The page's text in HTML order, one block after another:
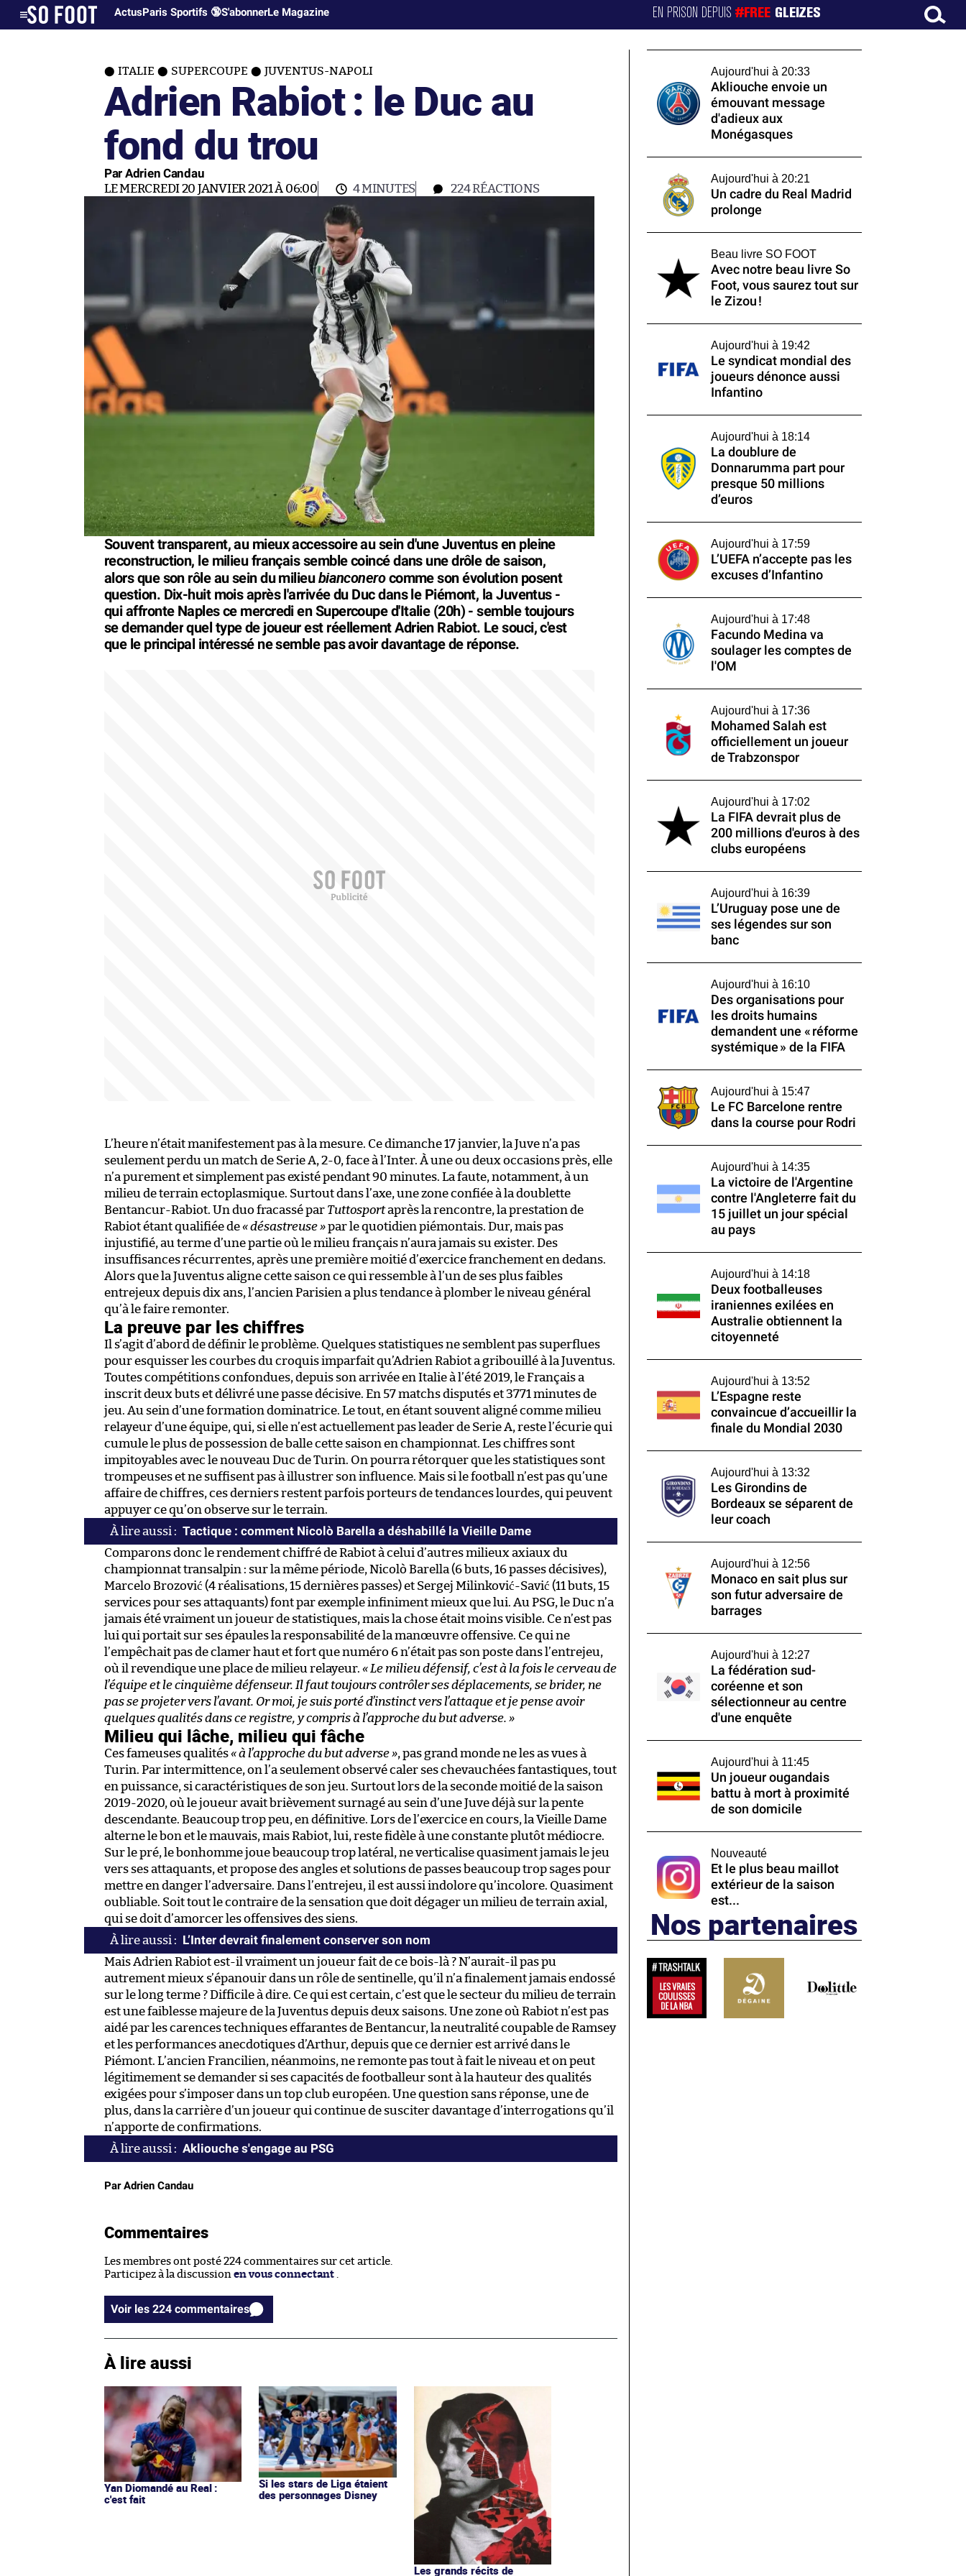
ActusParis Sportifs 🔞S'abonnerLe Magazine EN PRISON DEPUIS#FREE GLEIZES
ITALIE SUPERCOUPE JUVENTUS-NAPOLI
Adrien Rabiot : le Duc au
fond du trou
Par Adrien Candau
LE MERCREDI 20 JANVIER 2021 À 06:00 4 MINUTES 224RÉACTIONS
Souvent transparent, au mieux accessoire au sein d'une Juventus en pleine
reconstruction, le milieu français semble coincé dans une drôle de saison,
alors que son rôle au sein du milieubianconerocomme son évolution posent
question. Dix-huit mois après l'arrivée du Duc dans le Piémont, la Juventus -
qui affronte Naples ce mercredi en Supercoupe d'Italie (20h) - semble toujours
se demander quel type de joueur est réellement Adrien Rabiot. Le souci, c'est
que le principal intéressé ne semble pas avoir davantage de réponse.
L’heure n’était manifestement pas à la mesure. Ce dimanche 17 janvier, la Juve n’a pas
seulement perdu un match de Serie A, 2-0, face à l’Inter. À une ou deux occasions près, elle
n’a purement et simplement pas existé pendant 90 minutes. La faute, notamment, à un
milieu de terrain ectoplasmique. Surtout dans l’axe, une zone confiée à la doublette
Bentancur-Rabiot. Un duo fracassé par Tuttosportaprès la rencontre, la prestation de
Rabiot étant qualifiée de« désastreuse »par le quotidien piémontais. Dur, mais pas
injustifié, au terme d’une partie où le milieu français n’aura jamais su exister. Des
insuffisances récurrentes, après une première moitié d’exercice franchement en dedans.
Alors que la Juventus aligne cette saison ce qui ressemble à l’un de ses plus faibles
entrejeux depuis dix ans, l’ancien Parisien a plus tendance à plomber le niveau général
qu’à le faire remonter.
La preuve par les chiffres
Il s’agit d’abord de définir le problème. Quelques statistiques ne semblent pas superflues
pour esquisser les courbes du croquis imparfait qu’Adrien Rabiot a gribouillé à la Juventus.
Toutes compétitions confondues, depuis son arrivée en Italie à l’été 2019, le Français a
inscrit deux buts et délivré une passe décisive. En 57 matchs disputés et 3771 minutes de
jeu. Au sein d’une formation dominatrice. Le tout, en étant souvent aligné comme milieu
relayeur d’une équipe, qui, si elle n’est actuellement pas leader de Serie A, reste l’écurie qui
cumule le plus de possession de balle cette saison en championnat. Les chiffres sont
impitoyables avec le nouveau Duc de Turin. On pourra rétorquer que les statistiques sont
trompeuses et ne suffisent pas à illustrer son influence. Mais si le football n’est pas qu’une
affaire de chiffres, ces derniers restent parfois porteurs de tendances lourdes, qui peuvent
appuyer ce qu’on observe sur le terrain.
Tactique : comment Nicolò Barella a déshabillé la Vieille Dame
Comparons donc le rendement chiffré de Rabiot à celui d’autres milieux axiaux du
championnat transalpin : sur la même période, Nicolò Barella (6 buts, 16 passes décisives),
Marcelo Brozović (4 réalisations, 15 dernières passes) et Sergej Milinković-Savić (11 buts, 15
services pour ses attaquants) font par exemple infiniment mieux que lui. Au PSG, le Duc n’a
jamais été vraiment un joueur de statistiques, mais la chose était moins visible. Ce n’est pas
lui qui portait sur ses épaules la responsabilité de la manœuvre offensive. Ce qui ne
l’empêchait pas de clamer haut et fort que numéro 6 n’était pas son poste dans l’entrejeu,
où il revendique une place de milieu relayeur. « Le milieu défensif, c’est à la fois le cerveau de
l’équipe et le cinquième défenseur. Il faut toujours contrôler ses déplacements, se brider, ne
pas se projeter vers l’avant. Or moi, je suis porté d’instinct vers l’attaque et je pense avoir
quelques qualités dans ce registre, y compris à l’approche du but adverse. »
Milieu qui lâche, milieu qui fâche
Ces fameuses qualités« à l’approche du but adverse », pas grand monde ne les as vues à
Turin. Par intermittence, on l’a seulement observé caler ses chevauchées fantastiques, tout
en puissance, si caractéristiques de son jeu. Surtout lors de la seconde moitié de la saison
2019-2020, où le joueur avait brièvement surnagé au sein d’une Juve déjà sur la pente
descendante. Beaucoup trop peu, en définitive. Lors de l’exercice en cours, la Vieille Dame
alterne le bon et le mauvais, mais Rabiot, lui, reste fidèle à une constante plutôt médiocre.
Sur le pré, le bonhomme joue beaucoup trop latéral, ne verticalise quasiment jamais le jeu
vers ses attaquants, et propose des angles et solutions de passes beaucoup trop sages pour
mettre en danger l’adversaire. Dans l’entrejeu, il est aussi indolore qu’incolore. Quasiment
oubliable. Soit tout le contraire de la sensation que doit dégager un milieu de terrain axial,
qui se doit d’amorcer les offensives des siens.
L’Inter devrait finalement conserver son nom
Mais Adrien Rabiot est-il vraiment un joueur fait de ce bois-là ? N’aurait-il pas pu
autrement mieux s’épanouir dans un rôle de sentinelle, qu’il n’a finalement jamais endossé
sur le long terme ? Difficile à dire. Ce qui est certain, c’est que le secteur du milieu de terrain
est une faiblesse majeure de la Juventus depuis deux saisons. Une zone où Rabiot n’est pas
aidé par les carences techniques effarantes de Bentancur, la neutralité coupable de Ramsey
et les performances anecdotiques d’Arthur, depuis que ce dernier est arrivé dans le
Piémont. L’ancien Francilien, néanmoins, ne remonte pas tout à fait le niveau et on peut
légitimement se demander si ses capacités de footballeur sont à la hauteur des qualités
exigées pour s’imposer dans un top club européen. Une question sans réponse, une de
plus, dans la carrière d’un joueur qui continue de susciter davantage d’interrogations qu’il
n’apporte de confirmations.
Akliouche s'engage au PSG
Par Adrien Candau
Commentaires
Les membres ont posté 224 commentaires sur cet article.
Participez à la discussion en vous connectant
Voir les 224 commentaires
À lire aussi
Yan Diomandé au Real :
c'est fait
Si les stars de Liga étaient
des personnages Disney
Les grands récits de
Aujourd'hui à 20:33
Akliouche envoie un
émouvant message
d'adieux aux
Monégasques
Aujourd'hui à 20:21
Un cadre du Real Madrid
prolonge
Beau livre SO FOOT
Avec notre beau livre So
Foot, vous saurez tout sur
le Zizou !
Aujourd'hui à 19:42
Le syndicat mondial des
joueurs dénonce aussi
Infantino
Aujourd'hui à 18:14
La doublure de
Donnarumma part pour
presque 50 millions
d’euros
Aujourd'hui à 17:59
L’UEFA n’accepte pas les
excuses d’Infantino
Aujourd'hui à 17:48
Facundo Medina va
soulager les comptes de
l'OM
Aujourd'hui à 17:36
Mohamed Salah est
officiellement un joueur
de Trabzonspor
Aujourd'hui à 17:02
La FIFA devrait plus de
200 millions d'euros à des
clubs européens
Aujourd'hui à 16:39
L’Uruguay pose une de
ses légendes sur son
banc
Aujourd'hui à 16:10
Des organisations pour
les droits humains
demandent une « réforme
systémique » de la FIFA
Aujourd'hui à 15:47
Le FC Barcelone rentre
dans la course pour Rodri
Aujourd'hui à 14:35
La victoire de l'Argentine
contre l'Angleterre fait du
15 juillet un jour spécial
au pays
Aujourd'hui à 14:18
Deux footballeuses
iraniennes exilées en
Australie obtiennent la
citoyenneté
Aujourd'hui à 13:52
L’Espagne reste
convaincue d’accueillir la
finale du Mondial 2030
Aujourd'hui à 13:32
Les Girondins de
Bordeaux se séparent de
leur coach
Aujourd'hui à 12:56
Monaco en sait plus sur
son futur adversaire de
barrages
Aujourd'hui à 12:27
La fédération sud-
coréenne et son
sélectionneur au centre
d'une enquête
Aujourd'hui à 11:45
Un joueur ougandais
battu à mort à proximité
de son domicile
Nouveauté
Et le plus beau maillot
extérieur de la saison
est...
Nos partenaires